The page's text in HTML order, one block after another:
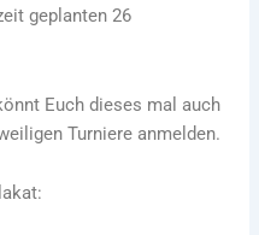
geplanten 26
Euch dieses mal auch
Turniere anmelden.